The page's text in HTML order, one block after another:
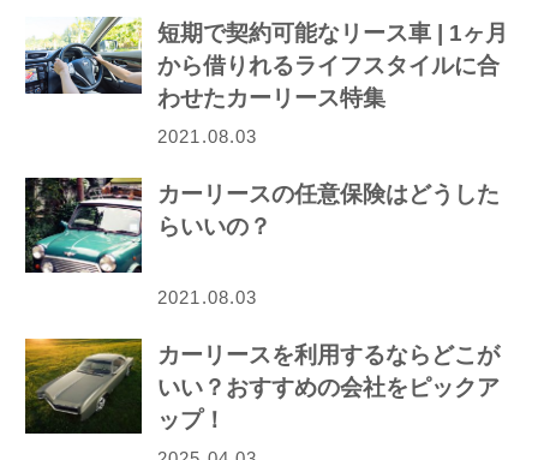
短期で契約可能なリース車 | 1ヶ月
から借りれるライフスタイルに合
わせたカーリース特集
2021.08.03
カーリースの任意保険はどうした
らいいの？
2021.08.03
カーリースを利用するならどこが
いい？おすすめの会社をピックア
ップ！